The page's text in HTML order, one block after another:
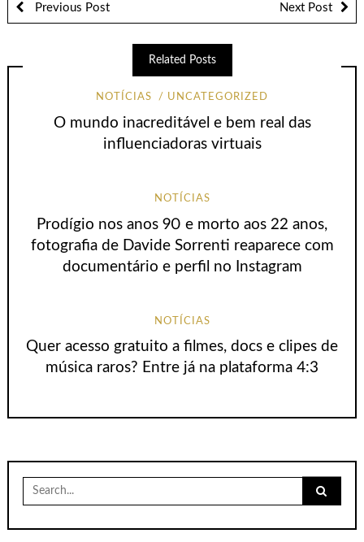
Previous Post Next Post
Related Posts
NOTÍCIAS UNCATEGORIZED
O mundo inacreditável e bem real das
influenciadoras virtuais
NOTÍCIAS
Prodígio nos anos 90 e morto aos 22 anos,
fotografia de Davide Sorrenti reaparece com
documentário e perfil no Instagram
NOTÍCIAS
Quer acesso gratuito a filmes, docs e clipes de
música raros? Entre já na plataforma 4:3
Search
for: